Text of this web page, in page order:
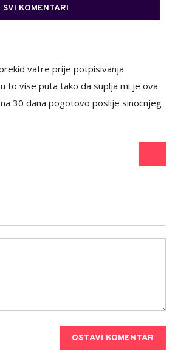
SVI KOMENTARI
vatre prije potpisivanja
to vise puta tako da suplja mi je ova
30 dana pogotovo poslije sinocnjeg
OSTAVI KOMENTAR